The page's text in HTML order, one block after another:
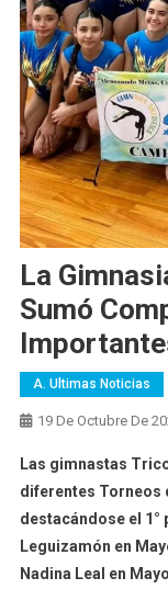
La
Sumó
A. Ultimas Noticias
19 De Octubre De
Las gimnastas
diferentes Torneos
destacándose el
Leguizamón en
Nadina Leal en